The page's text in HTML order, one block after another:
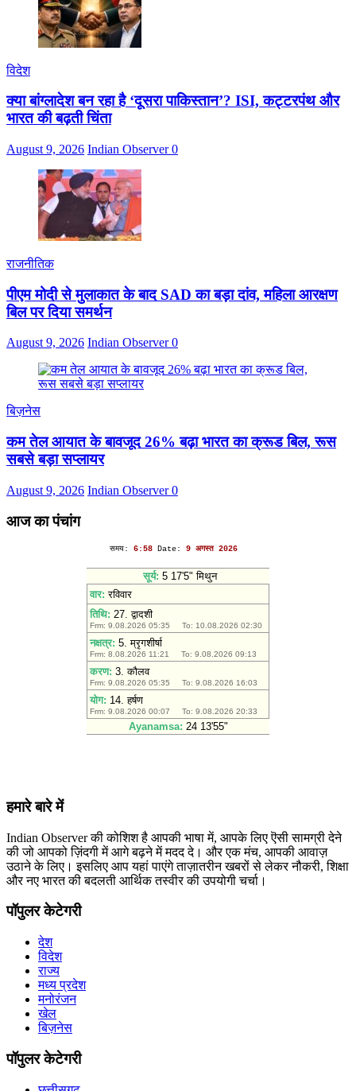
विदेश
क्या बांग्लादेश बन रहा है ‘दूसरा पाकिस्तान’? ISI, कट्टरपंथ और
भारत की बढ़ती चिंता
August 9, 2026 Indian Observer0
राजनीतिक
पीएम मोदी से मुलाकात के बाद SAD का बड़ा दांव, महिला आरक्षण
बिल पर दिया समर्थन
August 9, 2026 Indian Observer0
बिज़नेस
कम तेल आयात के बावजूद 26% बढ़ा भारत का क्रूड बिल, रूस
सबसे बड़ा सप्लायर
August 9, 2026 Indian Observer0
आज का पंचांग
हमारे बारे में
Indian Observer की कोशिश है आपकी भाषा में, आपके लिए ऎसी सामग्री देने
की जो आपको ज़िंदगी में आगे बढ़ने में मदद दे। और एक मंच, आपकी आवाज़
उठाने के लिए। इसलिए आप यहां पाएंगे ताज़ातरीन खबरों से लेकर नौकरी, शिक्षा
और नए भारत की बदलती आर्थिक तस्वीर की उपयोगी चर्चा।
पॉपुलर केटेगरी
देश
विदेश
राज्य
मध्य प्रदेश
मनोरंजन
खेल
बिज़नेस
पॉपुलर केटेगरी